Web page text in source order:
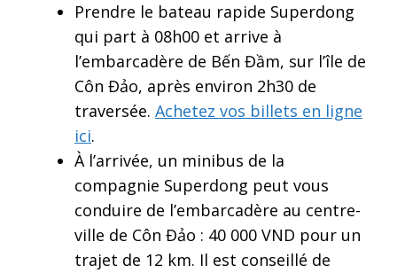
Prendre le bateau rapide Superdong
qui part à 08h00 et arrive à
l’embarcadère de Bến Đầm, sur l’île de
Côn Đảo, après environ 2h30 de
traversée. Achetez vos billets en ligne
ici.
À l’arrivée, un minibus de la
compagnie Superdong peut vous
conduire de l’embarcadère au centre-
ville de Côn Đảo : 40 000 VND pour un
trajet de 12 km. Il est conseillé de